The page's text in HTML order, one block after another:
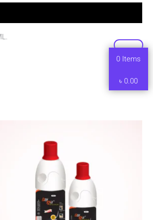
0 Items
৳ 0.00